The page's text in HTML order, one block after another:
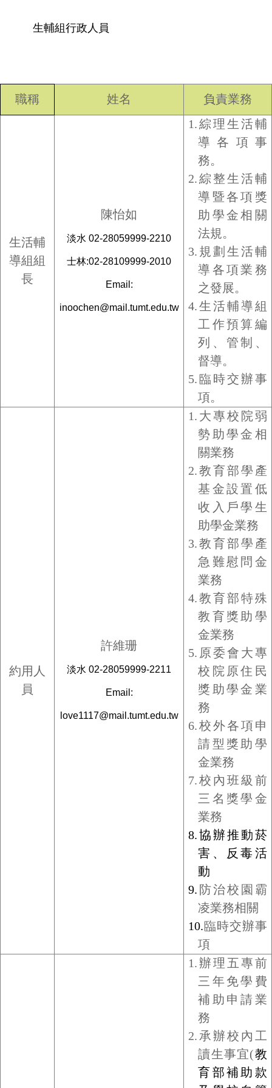
生輔組行政人員
職稱 姓名 負責業務
生活輔
導組組
長
陳怡如
淡水 02-28059999-2210
士林:02-28109999-2010
Email:
inoochen@mail.tumt.edu.tw
1.綜理生活輔
導各項事
務。
2.綜整生活輔
導暨各項獎
助學金相關
法規。
3. 規劃生活輔
導各項業務
之發展。
4.生活輔導組
工作預算編
列、管制、
督導。
5.臨時交辦事
項。
約用人
員
許維珊
淡水 02-28059999-2211
Email:
love1117@mail.tumt.edu.tw
1.大專校院弱
勢助學金相
關業務
2.教育部學產
基金設置低
收入戶學生
助學金業務
3.教育部學產
急難慰問金
業務
4.教育部特殊
教育獎助學
金業務
5.原委會大專
校院 原住民
獎助學金業
務
6.校外各項申
請型獎助學
金業務
7.校內班級前
三名獎學金
業務
8.協辦推動菸
害、反毒活
動
9. 防治校園霸
凌業務相關
10.臨時交辦事
項
1.辦理五專前
三年免學費
補助申請業
務
2. 承辦校內工
讀生事宜(教
育部補助款